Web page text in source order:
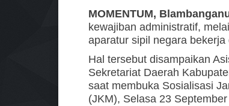
MOMENTUM,
kewajiban administratif,
aparatur sipil negara
Hal tersebut disampaikan
Sekretariat Daerah
saat membuka Sosialisasi
(JKM), Selasa 23